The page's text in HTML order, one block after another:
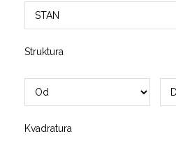
Struktura
Kvadratura